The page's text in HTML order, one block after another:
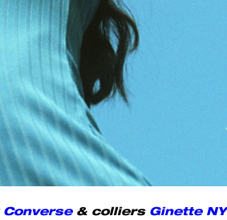
Converse& colliers Ginette NY